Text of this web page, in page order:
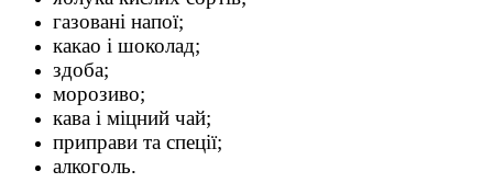
газовані напої;
какао і шоколад;
здоба;
морозиво;
кава і міцний чай;
приправи та спеції;
алкоголь.